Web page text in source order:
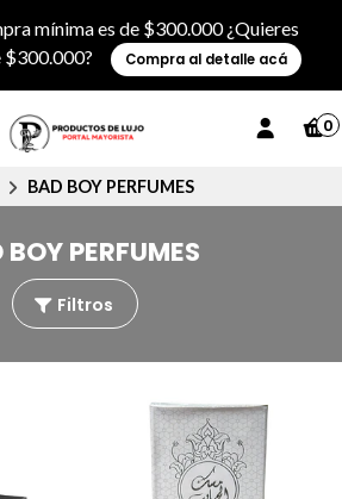
mínima es de $300.000 ¿Quieres
$300.000?
Compra al detalle acá
0
BAD BOY PERFUMES
PERFUMES
Filtros